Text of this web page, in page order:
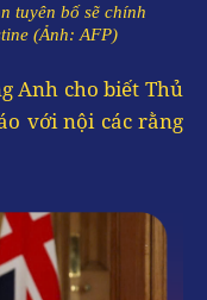
tuyên bố sẽ chính
(Ảnh: AFP)
Anh cho biết Thủ
với nội các rằng